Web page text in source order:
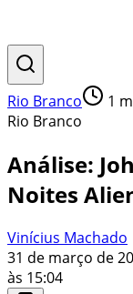
Rio Branco 1
Rio Branco
Análise:
Noites
Vinícius Machado
31 de março de
às 15:04